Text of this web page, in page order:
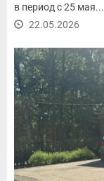
в период с 25 мая...
22.05.2026